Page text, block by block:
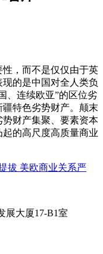
，而不是仅仅由于英
的是中国对全人类负
、连续欧亚”的区位劣
特色劣势财产。颠末
财产集聚、要素资本
的高尺度高质量商业
拔 美欧商业关系严
展大厦17-B1室